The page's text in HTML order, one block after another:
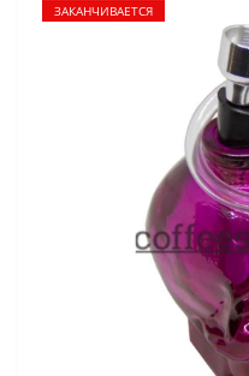
ЗАКАНЧИВАЕТСЯ